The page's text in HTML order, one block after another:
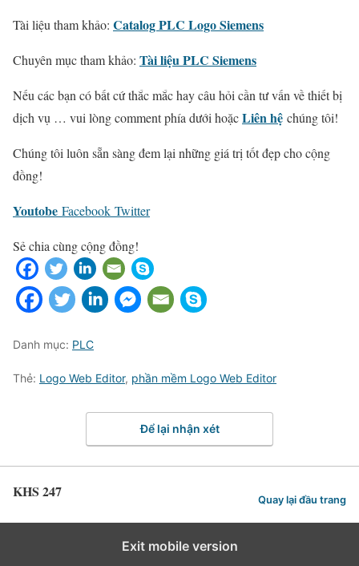
Tài liệu tham khảo: Catalog PLC Logo Siemens
Chuyên mục tham khảo: Tài liệu PLC Siemens
Nếu các bạn có bất cứ thắc mắc hay câu hỏi cần tư vấn về thiết bị
dịch vụ … vui lòng comment phía dưới hoặcLiên hệ chúng tôi!
Chúng tôi luôn sẵn sàng đem lại những giá trị tốt đẹp cho cộng
đồng!
Youtobe Facebook Twitter
Sẻ chia cùng cộng đồng!
Danh mục: PLC
Thẻ: Logo Web Editor, phần mềm Logo Web Editor
Để lại nhận xét
KHS 247 Quay lại đầu trang
Exit mobile version